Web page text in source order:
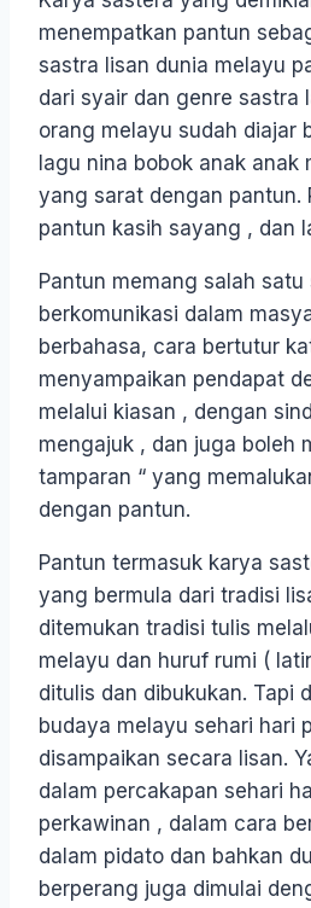
menempatkan pantun
sastra lisan dunia melayu
dari syair dan genre sastra
orang melayu sudah diajar
lagu nina bobok anak anak
yang sarat dengan pantun.
pantun kasih sayang , dan
Pantun memang salah satu
berkomunikasi dalam
berbahasa, cara bertutur
menyampaikan pendapat
melalui kiasan , dengan
mengajuk , dan juga boleh
tamparan “ yang
dengan pantun.
Pantun termasuk karya
yang bermula dari tradisi
ditemukan tradisi tulis
melayu dan huruf rumi (
ditulis dan dibukukan. Tapi
budaya melayu sehari hari
disampaikan secara lisan.
dalam percakapan sehari
perkawinan , dalam cara
dalam pidato dan bahkan
berperang juga dimulai